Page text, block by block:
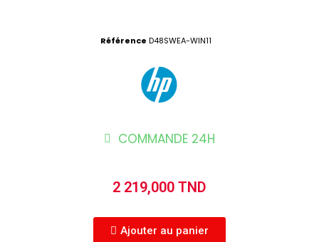
Référence D48SWEA-WIN11
COMMANDE 24H
2 219,000 TND
Ajouter au panier